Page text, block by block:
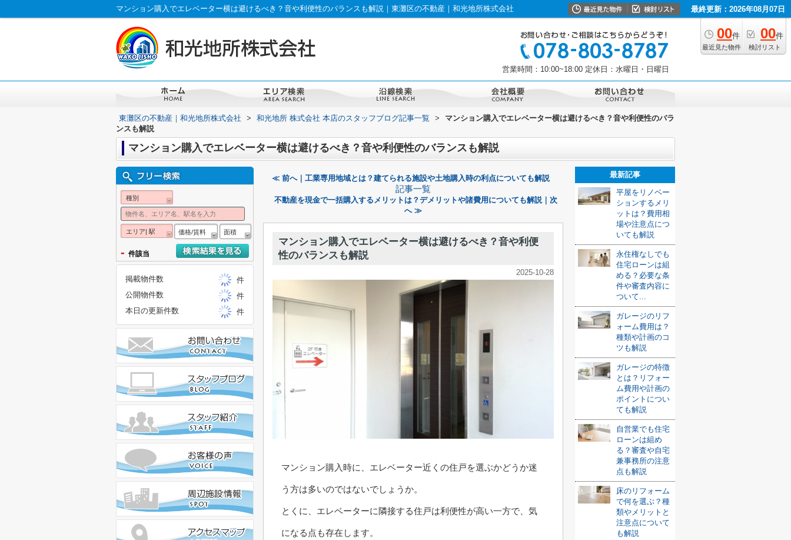
マンション購入でエレベーター横は避けるべき？音や利便性のバランスも解説｜東灘区の不動産｜和光地所株式会社 最終更新：2026年08月07日
00件
最近見た物件
00件
検討リスト
営業時間：10:00~18:00 定休日：水曜日・日曜日
東灘区の不動産｜和光地所株式会社 > 和光地所 株式会社 本店のスタッフブログ記事一覧 >
マンション購入でエレベーター横は避けるべき？音や利便性のバラ
ンスも解説
マンション購入でエレベーター横は避けるべき？音や利便性のバランスも解説
≪ 前へ｜工業専用地域とは？建てられる施設や土地購入時の利点についても解説
記事一覧
不動産を現金で一括購入するメリットは？デメリットや諸費用についても解説｜次
へ ≫
マンション購入でエレベーター横は避けるべき？音や利便
性のバランスも解説
2025-10-28
マンション購入時に、エレベーター近くの住戸を選ぶかどうか迷
う方は多いのではないでしょうか。
とくに、エレベーターに隣接する住戸は利便性が高い一方で、気
になる点も存在します。
最新記事
平屋をリノベー
ションするメリ
ットは？費用相
場や注意点につ
いても解説
永住権なしでも
住宅ローンは組
める？必要な条
件や審査内容に
ついて...
ガレージのリフ
ォーム費用は？
種類や計画のコ
ツも解説
ガレージの特徴
とは？リフォー
ム費用や計画の
ポイントについ
ても解説
自営業でも住宅
ローンは組め
る？審査や自宅
兼事務所の注意
点も解説
床のリフォーム
で何を選ぶ？種
類やメリットと
注意点について
も解説
種別
エリア| 駅 価格/賃料 面積
- 件該当
掲載物件数
件
公開物件数
件
本日の更新件数
件